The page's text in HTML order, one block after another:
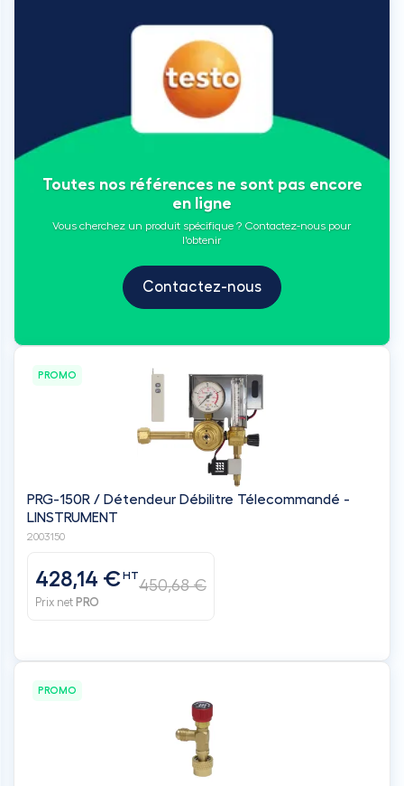
Toutes nos références ne sont pas encore
en ligne
Vous cherchez un produit spécifique ? Contactez-nous pour
l'obtenir
Contactez-nous
PROMO
PRG-150R / Détendeur Débilitre Télecommandé -
LINSTRUMENT
2003150
428,14 €HT
Prix net PRO
450,68 €
PROMO